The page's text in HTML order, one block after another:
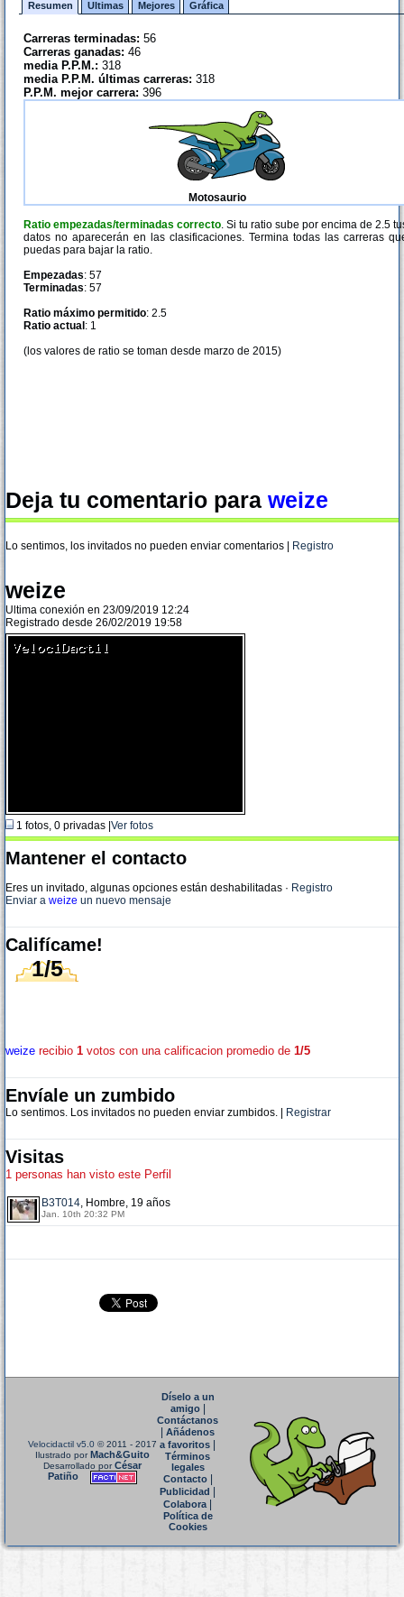
Resumen Ultimas Mejores Gráfica
Carreras terminadas: 56
Carreras ganadas: 46
media P.P.M.: 318
media P.P.M. últimas carreras: 318
P.P.M. mejor carrera: 396
Motosaurio
Ratio empezadas/terminadas correcto. Si tu ratio sube por encima de 2.5
datos no aparecerán en las clasificaciones. Termina todas las carreras
puedas para bajar la ratio.
Empezadas: 57
Terminadas: 57
Ratio máximo permitido: 2.5
Ratio actual : 1
(los valores de ratio se toman desde marzo de 2015)
Deja tu comentario para weize
Lo sentimos, los invitados no pueden enviar comentarios | Registro
weize
Ultima conexión en 23/09/2019 12:24
Registrado desde 26/02/2019 19:58
1 fotos, 0 privadas | Ver fotos
Mantener el contacto
Eres un invitado, algunas opciones están deshabilitadas · Registro
Enviar a weize un nuevo mensaje
Califícame!
1/5
weize recibio 1 votos con una calificacion promedio de 1/5
Envíale un zumbido
Lo sentimos. Los invitados no pueden enviar zumbidos. | Registrar
Visitas
1 personas han visto este Perfil
B3T014, Hombre, 19 años
Jan. 10th 20:32 PM
Velocidactil v5.0 © 2011 - 2017
Ilustrado porMach&Guito
Desarrollado porCésar
Patiño
Díselo a un
amigo|
Contáctanos
Añádenos
a favoritos
Términos
legales
Contacto|
Publicidad
Colabora|
Política de
Cookies